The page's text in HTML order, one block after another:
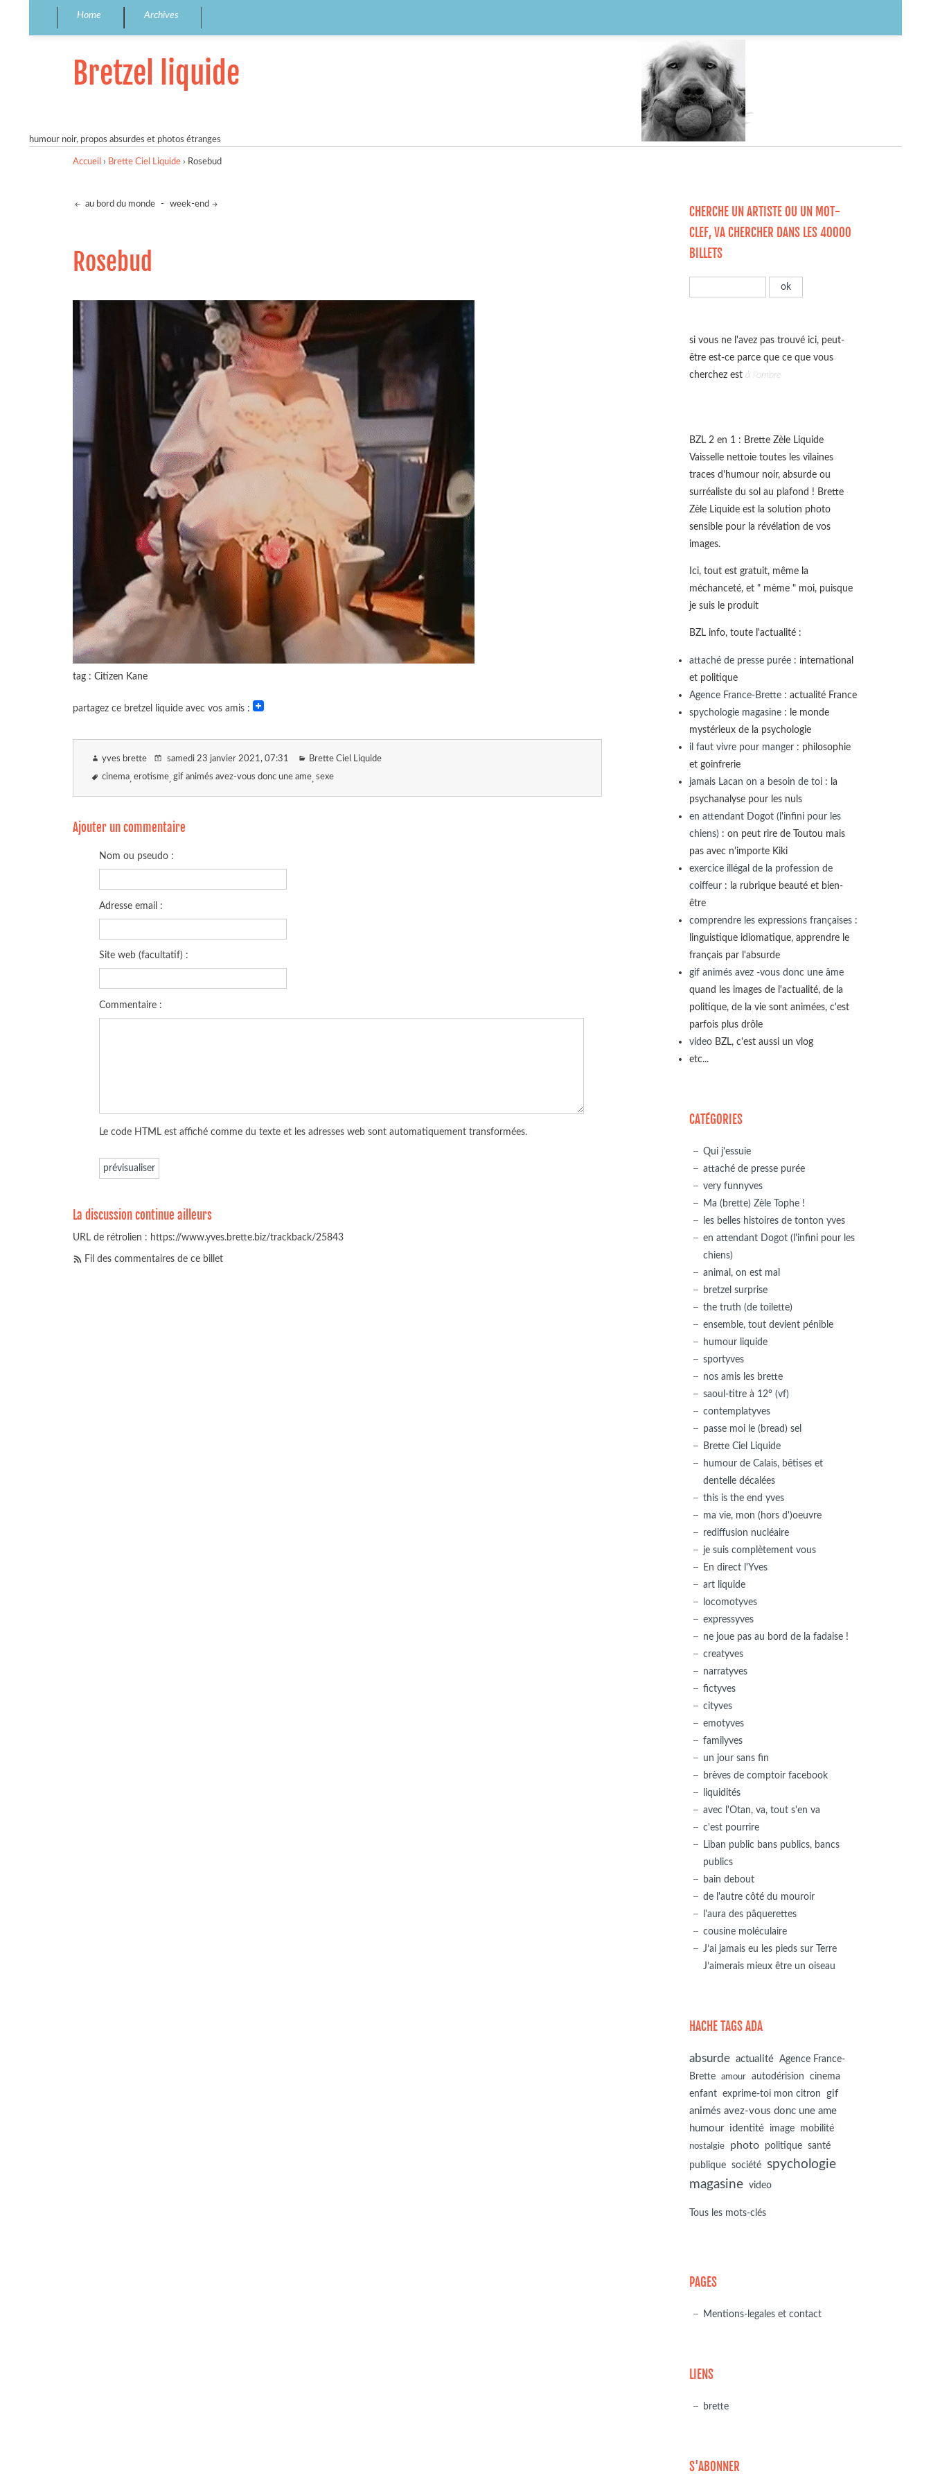
Home Archives
Bretzel liquide
humour noir, propos absurdes et photos étranges
Accueil › Brette Ciel Liquide › Rosebud
au bord du monde - week-end
Rosebud
tag : Citizen Kane
partagez ce bretzel liquide avec vos amis :
yves brette samedi 23 janvier 2021, 07:31 Brette Ciel Liquide
cinema erotisme gif animés avez-vous donc une ame sexe
Ajouter un commentaire
Nom ou pseudo :
Adresse email :
Site web (facultatif) :
Commentaire :
Le code HTML est affiché comme du texte et les adresses web sont automatiquement transformées.
La discussion continue ailleurs
URL de rétrolien : https://www.yves.brette.biz/trackback/25843
Fil des commentaires de ce billet
CHERCHE UN ARTISTE OU UN MOT-
CLEF, VA CHERCHER DANS LES 40000
BILLETS
si vous ne l'avez pas trouvé ici, peut-
être est-ce parce que ce que vous
cherchez està l'ombre
BZL 2 en 1 : Brette Zèle Liquide
Vaisselle nettoie toutes les vilaines
traces d'humour noir, absurde ou
surréaliste du sol au plafond ! Brette
Zèle Liquide est la solution photo
sensible pour la révélation de vos
images.
Ici, tout est gratuit, même la
méchanceté, et " mème " moi, puisque
je suis le produit
BZL info, toute l'actualité :
attaché de presse purée : international
et politique
Agence France-Brette : actualité France
spychologie magasine : le monde
mystérieux de la psychologie
il faut vivre pour manger : philosophie
et goinfrerie
jamais Lacan on a besoin de toi : la
psychanalyse pour les nuls
en attendant Dogot (l'infini pour les
chiens) : on peut rire de Toutou mais
pas avec n'importe Kiki
exercice illégal de la profession de
coiffeur : la rubrique beauté et bien-
être
comprendre les expressions françaises :
linguistique idiomatique, apprendre le
français par l'absurde
gif animés avez -vous donc une âme
quand les images de l'actualité, de la
politique, de la vie sont animées, c'est
parfois plus drôle
video BZL, c'est aussi un vlog
etc...
CATÉGORIES
Qui j'essuie
attaché de presse purée
very funnyves
Ma (brette) Zèle Tophe !
les belles histoires de tonton yves
en attendant Dogot (l'infini pour les
chiens)
animal, on est mal
bretzel surprise
the truth (de toilette)
ensemble, tout devient pénible
humour liquide
sportyves
nos amis les brette
saoul-titre à 12° (vf)
contemplatyves
passe moi le (bread) sel
Brette Ciel Liquide
humour de Calais, bêtises et
dentelle décalées
this is the end yves
ma vie, mon (hors d')oeuvre
rediffusion nucléaire
je suis complètement vous
En direct l'Yves
art liquide
locomotyves
expressyves
ne joue pas au bord de la fadaise !
creatyves
narratyves
fictyves
cityves
emotyves
familyves
un jour sans fin
brèves de comptoir facebook
liquidités
avec l'Otan, va, tout s'en va
c'est pourrire
Liban public bans publics, bancs
publics
bain debout
de l'autre côté du mouroir
l'aura des pâquerettes
cousine moléculaire
J’ai jamais eu les pieds sur Terre
J’aimerais mieux être un oiseau
HACHE TAGS ADA
absurde actualité Agence France-
Brette
amour autodérision
cinema
enfant exprime-toi mon citron
gif
animés avez-vous donc une ame
humour identité image mobilité
nostalgie photo politique santé
publique société spychologie
magasine video
Tous les mots-clés
PAGES
Mentions-legales et contact
LIENS
brette
S'ABONNER